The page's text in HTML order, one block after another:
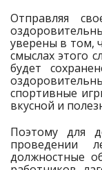
Отправляя
уверены в том,
смыслах этого
будет
спортивные
вкусной и
Поэтому для
проведении
должностные